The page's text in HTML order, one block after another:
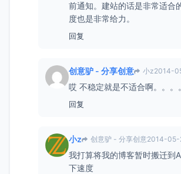
前通知。建站的话是非常适合
度也是非常给力。
回复
创意驴 - 分享创意 小z2014-
哎 不稳定就是不适合啊。。。
回复
小z 创意驴 - 分享创意2014-05-
我打算将我的博客暂时搬迁到
下速度